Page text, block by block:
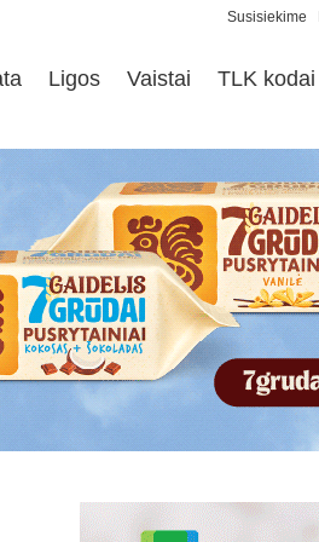
Susisiekime
Ligos Vaistai TLK kodai